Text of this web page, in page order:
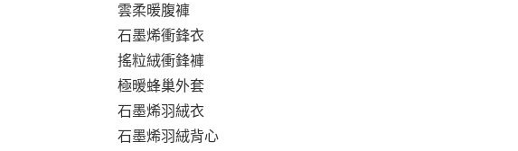
雲柔暖腹褲
石墨烯衝鋒衣
搖粒絨衝鋒褲
極暖蜂巢外套
石墨烯羽絨衣
石墨烯羽絨背心